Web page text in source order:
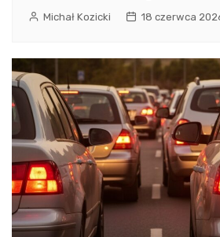
Michał Kozicki 18 czerwca